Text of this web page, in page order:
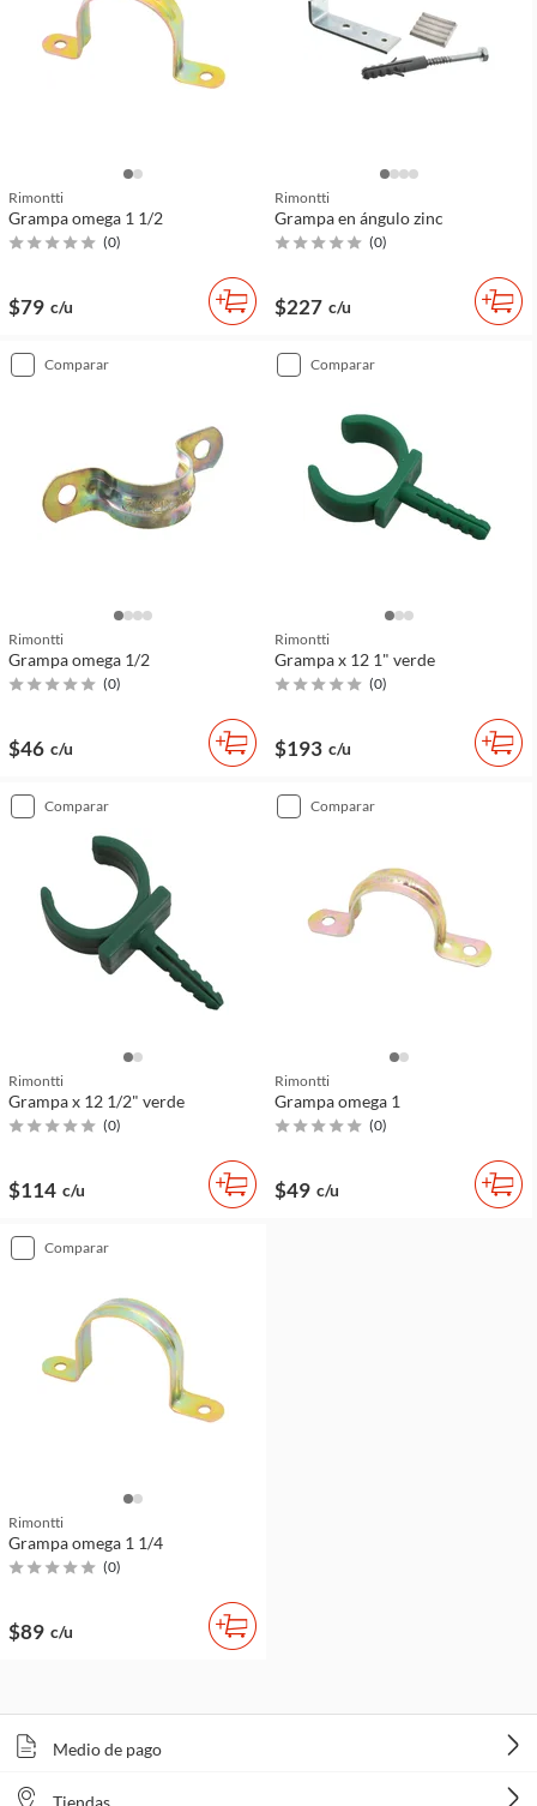
Rimontti
Grampa omega 1 1/2
(0)
$79 c/u
Rimontti
Grampa en ángulo zinc
(0)
$227 c/u
comparar
Rimontti
Grampa omega 1/2
(0)
$46 c/u
comparar
Rimontti
Grampa x 12 1" verde
(0)
$193 c/u
comparar
Rimontti
Grampa x 12 1/2" verde
(0)
$114 c/u
comparar
Rimontti
Grampa omega 1
(0)
$49 c/u
comparar
Rimontti
Grampa omega 1 1/4
(0)
$89 c/u
Medio de pago
Tiendas